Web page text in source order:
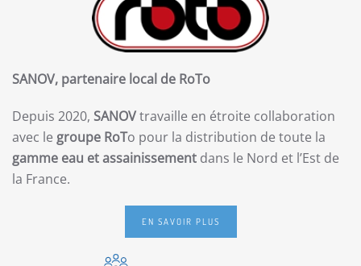
SANOV, partenaire local de RoTo
Depuis 2020, SANOVtravaille en étroite collaboration
avec le groupe RoTo pour la distribution de toute la
gamme eau et assainissement dans le Nord et l’Est de
la France.
EN SAVOIR PLUS